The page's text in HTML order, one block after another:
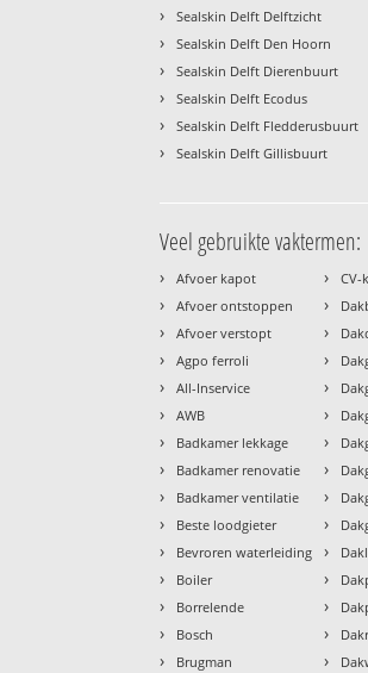
› Sealskin Delft Delftzicht
› Sealskin Delft Den Hoorn
› Sealskin Delft Dierenbuurt
› Sealskin Delft Ecodus
› Sealskin Delft Fledderusbuurt
› Sealskin Delft Gillisbuurt
Veel gebruikte vaktermen:
› Afvoer kapot
› Afvoer ontstoppen
› Afvoer verstopt
› Agpo ferroli
› All-Inservice
› AWB
› Badkamer lekkage
› Badkamer renovatie
› Badkamer ventilatie
› Beste loodgieter
› Bevroren waterleiding
› Boiler
› Borrelende
› Bosch
› Brugman
›
›
›
›
›
›
›
›
›
›
›
›
›
›
›